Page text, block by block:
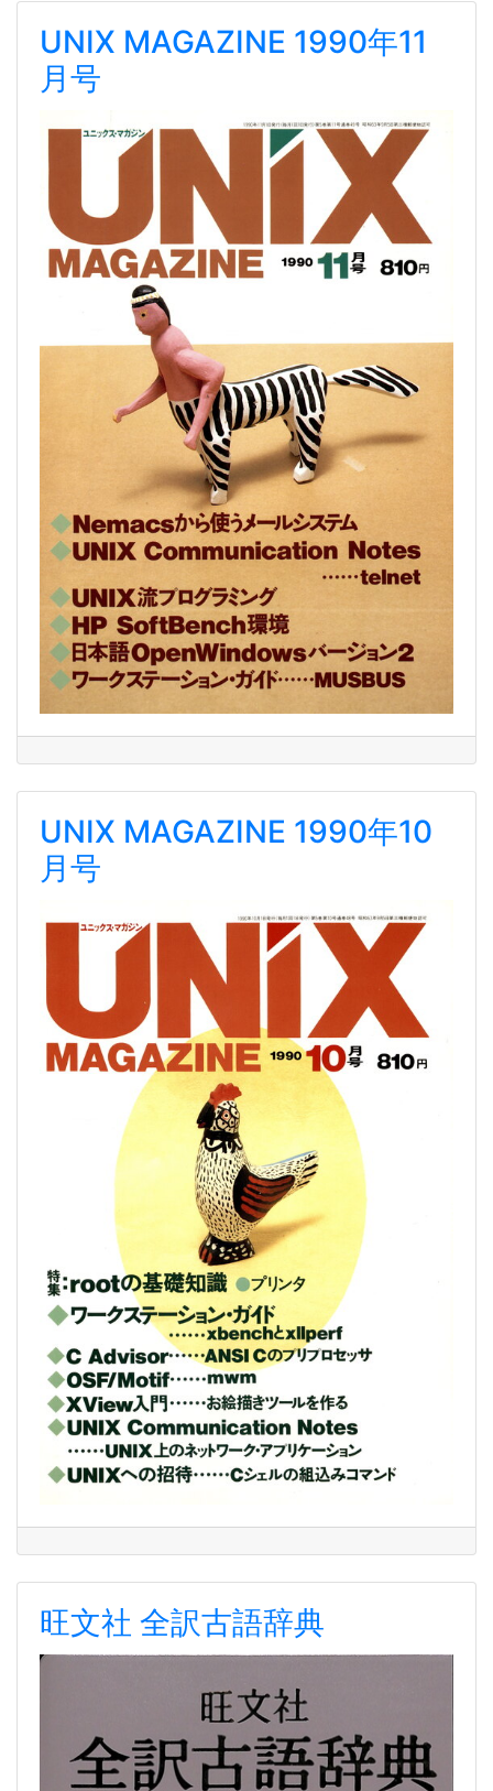
UNIX MAGAZINE 1990年11
月号
UNIX MAGAZINE 1990年10
月号
旺文社 全訳古語辞典